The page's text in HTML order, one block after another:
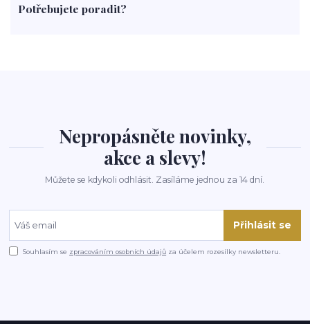
rohlíky
grilování čaj
Potřebujete poradit?
Nepropásněte novinky,
akce a slevy!
Můžete se kdykoli odhlásit. Zasíláme jednou za 14 dní.
Přihlásit se
Souhlasím se zpracováním osobních údajů za účelem rozesílky newsletteru.